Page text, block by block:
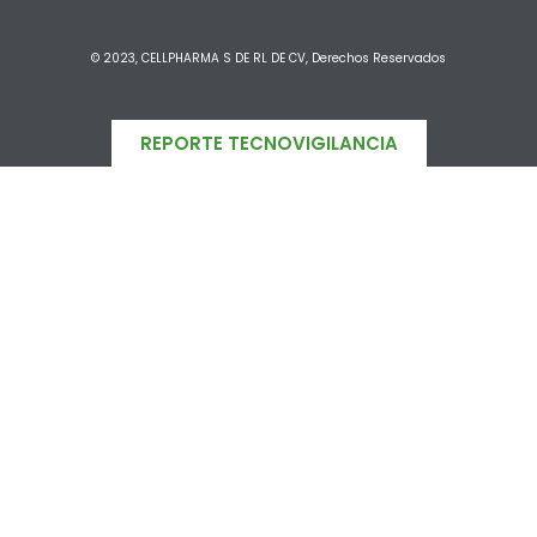
© 2023, CELLPHARMA S DE RL DE CV, Derechos Reservados
REPORTE TECNOVIGILANCIA